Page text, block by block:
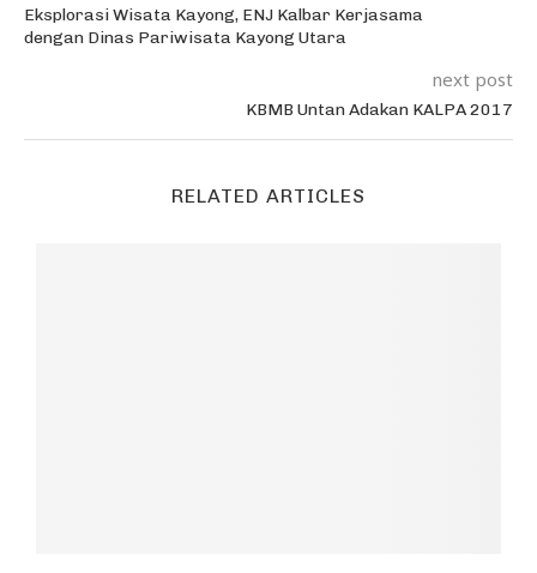
Eksplorasi Wisata Kayong, ENJ Kalbar Kerjasama
dengan Dinas Pariwisata Kayong Utara
next post
KBMB Untan Adakan KALPA 2017
RELATED ARTICLES